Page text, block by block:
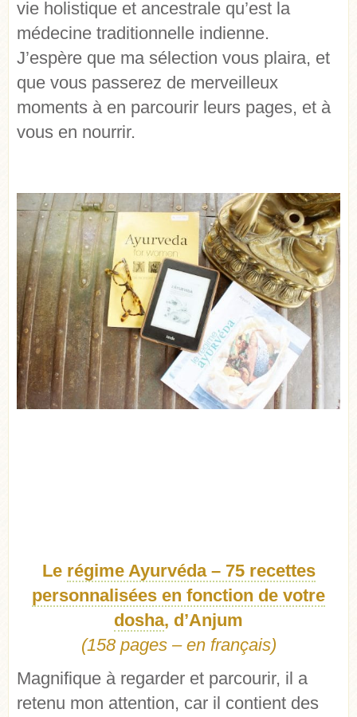
vie holistique et ancestrale qu’est la
médecine traditionnelle indienne.
J’espère que ma sélection vous plaira, et
que vous passerez de merveilleux
moments à en parcourir leurs pages, et à
vous en nourrir.
Le régime Ayurvéda – 75 recettes
personnalisées en fonction de votre
dosha, d’Anjum
(158 pages – en français)
Magnifique à regarder et parcourir, il a
retenu mon attention, car il contient des